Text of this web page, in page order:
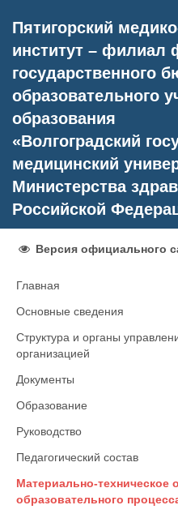
Пятигорский
институт – филиал
государственного
образовательного
образования
«Волгоградский
медицинский
Министерства
Российской
Версия официального
Главная
Основные сведения
Структура и органы
организацией
Документы
Образование
Руководство
Педагогический состав
Материально-техническое
образовательного